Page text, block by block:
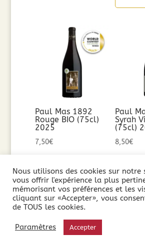
Paul Mas 1892
Rouge BIO (75cl)
2025
7,50€
Ajouter au
panier
Paul
Syrah
(75cl)
8,50€
Nous utilisons des cookies sur notre
vous offrir l'expérience la plus
mémorisant vos préférences et les
cliquant sur «Accepter», vous
de TOUS les cookies.
Paramètres Accepter